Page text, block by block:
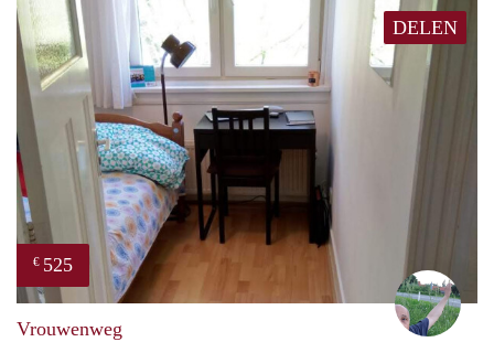
DELEN
€ 525
Vrouwenweg